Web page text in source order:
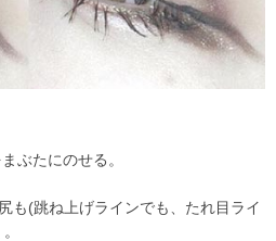
ぶたにのせる。
も(跳ね上げラインでも、たれ目ライ